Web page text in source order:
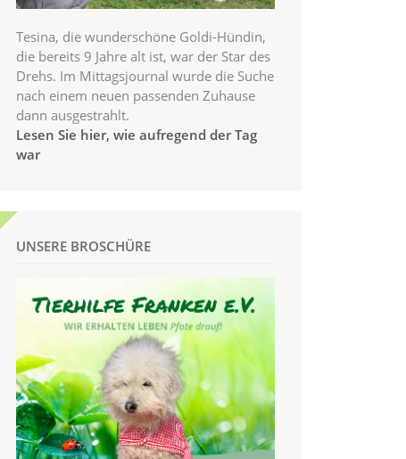
Tesina, die wunderschöne Goldi-Hündin,
die bereits 9 Jahre alt ist, war der Star des
Drehs. Im Mittagsjournal wurde die Suche
nach einem neuen passenden Zuhause
dann ausgestrahlt.
Lesen Sie hier, wie aufregend der Tag
war
UNSERE BROSCHÜRE